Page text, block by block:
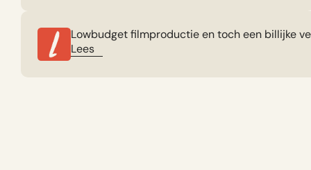
Lowbudget filmproductie en toch een billijke
Lees